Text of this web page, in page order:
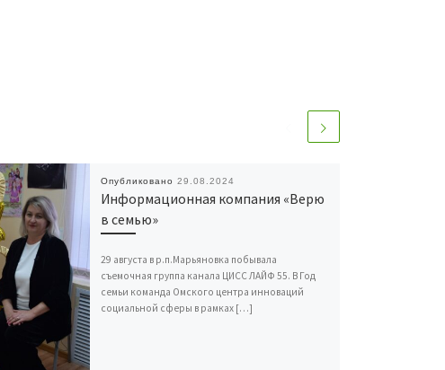
Опубликовано 29.08.2024
Информационная компания «Верю
в семью»
29 августа в р.п.Марьяновка побывала
съемочная группа канала ЦИСС ЛАЙФ 55. В Год
семьи команда Омского центра инноваций
социальной сферы в рамках […]